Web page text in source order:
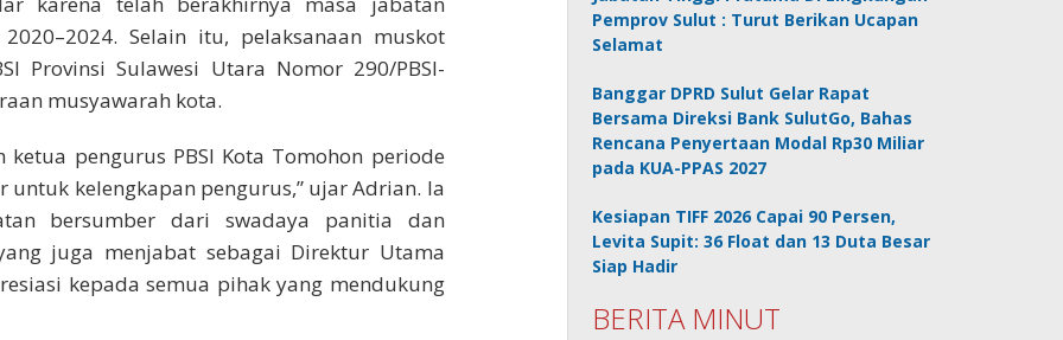
Selain itu, pelaksanaan muskot
Provinsi Sulawesi Utara Nomor 290/PBSI-
musyawarah kota.
pengurus PBSI Kota Tomohon periode
kelengkapan pengurus,” ujar Adrian. Ia
bersumber dari swadaya panitia dan
juga menjabat sebagai Direktur Utama
kepada semua pihak yang mendukung
Pemprov Sulut : Turut Berikan Ucapan
Selamat
Banggar DPRD Sulut Gelar Rapat
Bersama Direksi Bank SulutGo, Bahas
Rencana Penyertaan Modal Rp30 Miliar
pada KUA-PPAS 2027
Kesiapan TIFF 2026 Capai 90 Persen,
Levita Supit: 36 Float dan 13 Duta Besar
Siap Hadir
BERITA MINUT